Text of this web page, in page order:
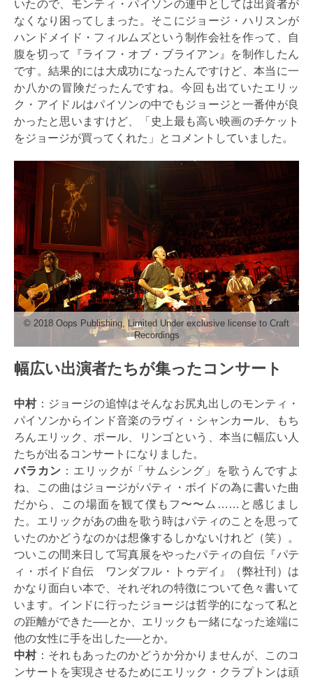
いたので、モンティ・パイソンの連中としては出資者が
なくなり困ってしまった。そこにジョージ・ハリスンが
ハンドメイド・フィルムズという制作会社を作って、自
腹を切って『ライフ・オブ・ブライアン』を制作したん
です。結果的には大成功になったんですけど、本当に一
か八かの冒険だったんですね。今回も出ていたエリッ
ク・アイドルはパイソンの中でもジョージと一番仲が良
かったと思いますけど、「史上最も高い映画のチケット
をジョージが買ってくれた」とコメントしていました。
© 2018 Oops Publishing, Limited Under exclusive license to Craft
Recordings
幅広い出演者たちが集ったコンサート
中村：ジョージの追悼はそんなお尻丸出しのモンティ・
パイソンからインド音楽のラヴィ・シャンカール、もち
ろんエリック、ポール、リンゴという、本当に幅広い人
たちが出るコンサートになりました。
バラカン ：エリックが「サムシング」を歌うんですよ
ね、この曲はジョージがパティ・ボイドの為に書いた曲
だから、この場面を観て僕もフ〜〜ム……と感じまし
た。エリックがあの曲を歌う時はパティのことを思って
いたのかどうなのかは想像するしかないけれど（笑）。
ついこの間来日して写真展をやったパティの自伝『パテ
ィ・ボイド自伝 ワンダフル・トゥデイ』（弊社刊）は
かなり面白い本で、それぞれの特徴について色々書いて
います。インドに行ったジョージは哲学的になって私と
の距離ができた──とか、エリックも一緒になった途端に
他の女性に手を出した──とか。
中村：それもあったのかどうか分かりませんが、このコ
ンサートを実現させるためにエリック・クラプトンは頑